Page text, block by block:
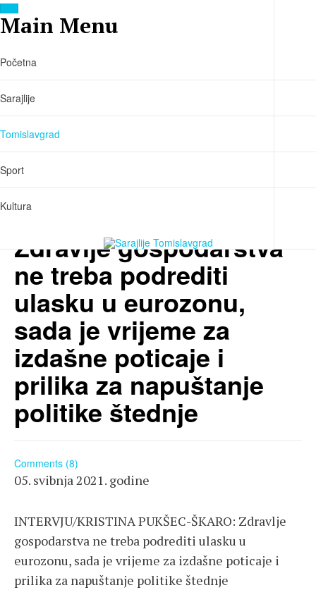
Main Menu
Početna
Sarajlije
Tomislavgrad
Sport
Kultura
TOMISLAVGRAD
INTERVJU/KRISTINA
porijeklom iz Sarajlija:
Zdravlje gospodarstva
ne treba podrediti
ulasku u eurozonu,
sada je vrijeme za
izdašne poticaje i
prilika za napuštanje
politike štednje
Comments (8)
05. svibnja 2021. godine
INTERVJU/KRISTINA PUKŠEC-ŠKARO: Zdravlje
gospodarstva ne treba podrediti ulasku u
eurozonu, sada je vrijeme za izdašne poticaje i
prilika za napuštanje politike štednje